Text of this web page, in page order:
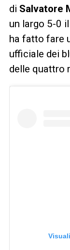
di Salvatore
un largo 5-0 il
ha fatto fare
ufficiale dei
delle quattro